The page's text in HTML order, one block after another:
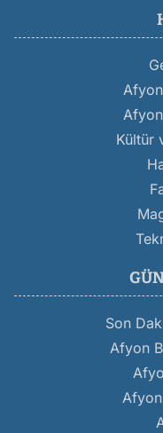
Kültür
Son
Afyon